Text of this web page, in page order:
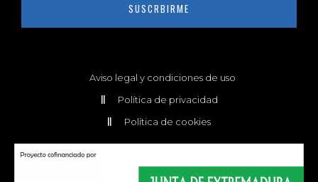
SUSCRBIRME
Aviso legal y condiciones de uso
Política de privacidad
Política de cookies